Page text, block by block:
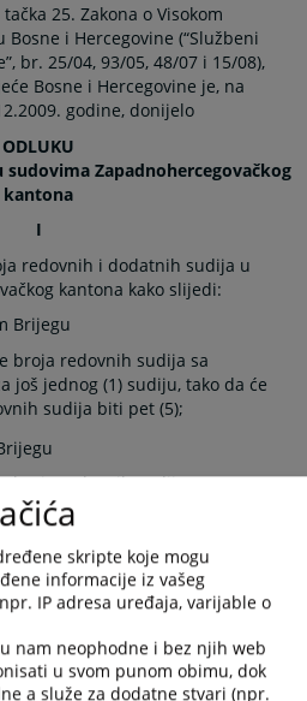
25. Zakona o Visokom
i Hercegovine (“Službeni
br. 25/04, 93/05, 48/07 i 15/08),
Bosne i Hercegovine je, na
godine, donijelo
ODLUKU
Zapadnohercegovačkog
kantona
I
redovnih i dodatnih sudija u
kantona kako slijedi:
Brijegu
broja redovnih sudija sa
još jednog (1) sudiju, tako da će
sudija biti pet (5);
broja redovnih sudija sa
dvoje (2) sudija, tako da će sada
biti osam (8);
broja dodatnih sudija za još
će sada ukupan broj dodatnih
broja redovnih sudija sa
skripte koje mogu
informacije iz vašeg
IP adresa uređaja, varijable o
nam neophodne i bez njih web
u svom punom obimu, dok
a služe za dodatne stvari (npr.